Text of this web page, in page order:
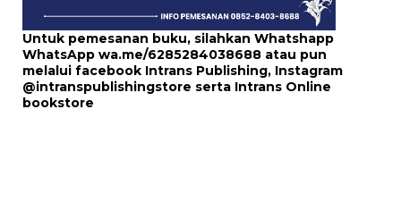
Untuk pemesanan buku, silahkan Whatshapp
WhatsApp wa.me/6285284038688 atau pun
melalui facebook Intrans Publishing, Instagram
@intranspublishingstore serta Intrans Online
bookstore